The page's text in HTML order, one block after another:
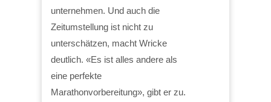
unternehmen. Und auch die
Zeitumstellung ist nicht zu
unterschätzen, macht Wricke
deutlich. «Es ist alles andere als
eine perfekte
Marathonvorbereitung», gibt er zu.